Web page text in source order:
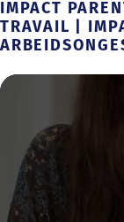
IMPACT
TRAVAIL |